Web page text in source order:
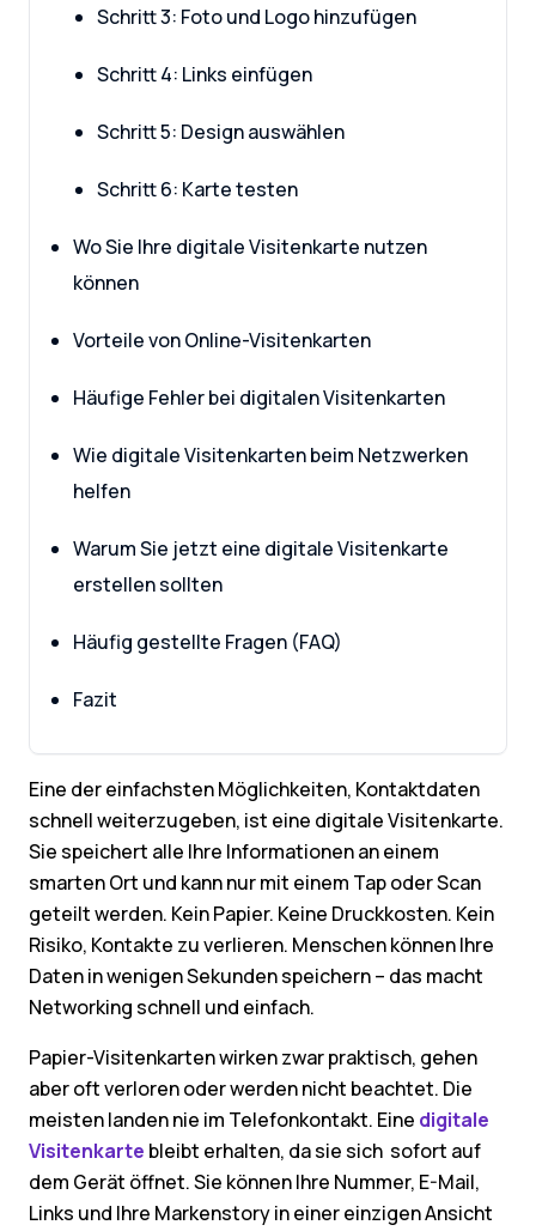
Schritt 3: Foto und Logo hinzufügen
Schritt 4: Links einfügen
Schritt 5: Design auswählen
Schritt 6: Karte testen
Wo Sie Ihre digitale Visitenkarte nutzen
können
Vorteile von Online-Visitenkarten
Häufige Fehler bei digitalen Visitenkarten
Wie digitale Visitenkarten beim Netzwerken
helfen
Warum Sie jetzt eine digitale Visitenkarte
erstellen sollten
Häufig gestellte Fragen (FAQ)
Fazit
Eine der einfachsten Möglichkeiten, Kontaktdaten
schnell weiterzugeben, ist eine digitale Visitenkarte.
Sie speichert alle Ihre Informationen an einem
smarten Ort und kann nur mit einem Tap oder Scan
geteilt werden. Kein Papier. Keine Druckkosten. Kein
Risiko, Kontakte zu verlieren. Menschen können Ihre
Daten in wenigen Sekunden speichern – das macht
Networking schnell und einfach.
Papier-Visitenkarten wirken zwar praktisch, gehen
aber oft verloren oder werden nicht beachtet. Die
meisten landen nie im Telefonkontakt. Eine digitale
Visitenkarte bleibt erhalten, da sie sich sofort auf
dem Gerät öffnet. Sie können Ihre Nummer, E-Mail,
Links und Ihre Markenstory in einer einzigen Ansicht